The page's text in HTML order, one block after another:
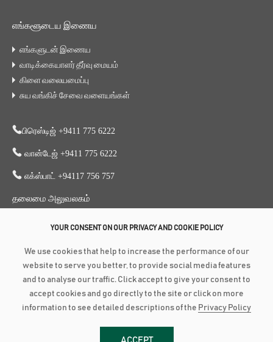
எங்களூடைய இணைய
எங்களுடன் இணைய
வாடிக்கையாளர் தீர்வு மையம்
கிளை வலையமைப்பு
சுய வங்கிச் சேவை வளையங்கள்
பிரெஸ்டிஜ் +9411 775 6222
வான்டேஜ் +9411 775 6222
எக்ஸ்பாட் +94117 756 757
தலைமை அலுவலகம்
353, காலி வீதி, கொழும்பு 03
+94 112 574 419
பதிப்புரிமை ©
காப்புரிமை @ 2026 அமானா வங்கி பிஎல்சி என்பது
இலங்கை மத்திய வங்கியின் அனுமதி பெற்று மேற்பார்வை செய்யப்படும் வணிக
YOUR CONSENT ON OUR PRIVACY AND COOKIE POLICY
We use cookies that help to increase the performance of our
website to serve you better, to provide social media features
and to analyse our traffic. Click accept to give your consent to
accept cookies and go directly to the site or click on more
information to see detailed descriptions of the Privacy Policy